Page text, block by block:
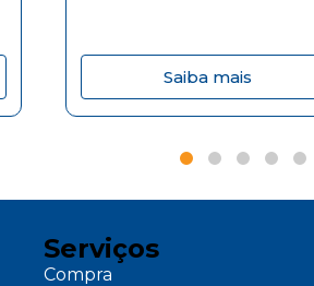
Saiba mais
Serviços
Compra